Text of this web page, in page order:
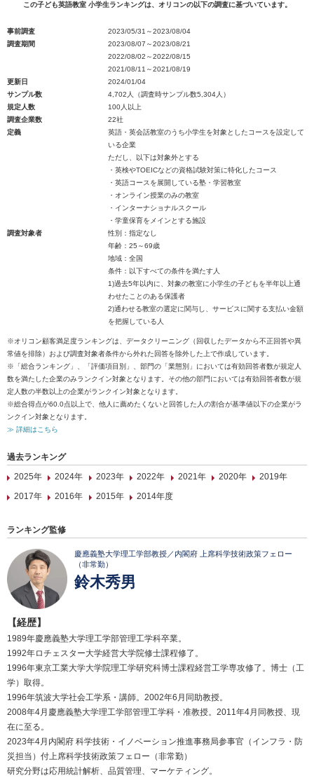
この子ども英語教室 小学生ランキングは、オリコンの以下の調査に基づいています。
事前調査
2023/05/31～2023/08/04
調査期間
2023/08/07～2023/08/21
2022/08/02～2022/08/15
2021/08/11～2021/08/19
更新日
2024/01/04
サンプル数
4,702人（調査時サンプル数5,304人）
規定人数
100人以上
調査企業数
22社
定義
英語・英会話教室のうち小学生を対象としたコースを設定して
いる企業
ただし、以下は対象外とする
・英検やTOEICなどの資格試験対策に特化したコース
・英語コースを展開している塾・学習教室
・オンライン授業のみの教室
・インターナショナルスクール
・学童保育をメインとする施設
調査対象者
性別：指定なし
年齢：25～69歳
地域：全国
条件：以下すべての条件を満たす人
1)過去5年以内に、対象の教室に小学生の子どもを半年以上通
わせたことのある保護者
2)通わせる教室の選定に関与し、サービスに関する支払い金額
を把握している人
※オリコン顧客満足度ランキングは、データクリーニング（回収したデータから不正回答や異
常値を排除）および調査対象者条件から外れた回答を除外した上で作成しています。
※「総合ランキング」、「評価項目別」、部門の「業態別」においては有効回答者数が規定人
数を満たした企業のみランクイン対象となります。その他の部門においては有効回答者数が規
定人数の半数以上の企業がランクイン対象となります。
※総合得点が60.0点以上で、他人に薦めたくないと回答した人の割合が基準値以下の企業がラ
ンクイン対象となります。
≫ 詳細はこちら
過去ランキング
2025年
2024年 2023年 2022年 2021年 2020年
2019年
2017年
2016年 2015年 2014年度
ランキング監修
慶應義塾大学理工学部教授／内閣府 上席科学技術政策フェロー
（非常勤）
鈴木秀男
【経歴】
1989年慶應義塾大学理工学部管理工学科卒業。
1992年ロチェスター大学経営大学院修士課程修了。
1996年東京工業大学大学院理工学研究科博士課程経営工学専攻修了。博士（工
学）取得。
1996年筑波大学社会工学系・講師。2002年6月同助教授。
2008年4月慶應義塾大学理工学部管理工学科・准教授。2011年4月同教授、現
在に至る。
2023年4月内閣府 科学技術・イノベーション推進事務局参事官（インフラ・防
災担当）付上席科学技術政策フェロー（非常勤）
研究分野は応用統計解析、品質管理、マーケティング。